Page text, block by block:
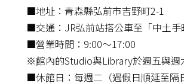
■地址：青森縣弘前市吉野町2-1
■交通：JR弘前站搭公車至「中土
■營業時間：9:00～17:00
※館內的Studio與Library於週五與週
■休館日：每週二（遇假日順延至隔